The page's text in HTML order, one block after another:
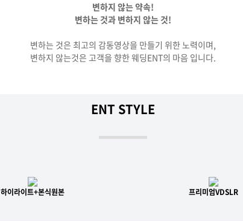
변하지 않는 약속!
변하는 것과 변하지 않는 것!
변하는 것은 최고의 감동영상을 만들기 위한 노력이며,
변하지 않는것은 고객을 향한 웨딩ENT의 마음 입니다.
ENT STYLE
하이라이트+본식원본 프리미엄VDSLR